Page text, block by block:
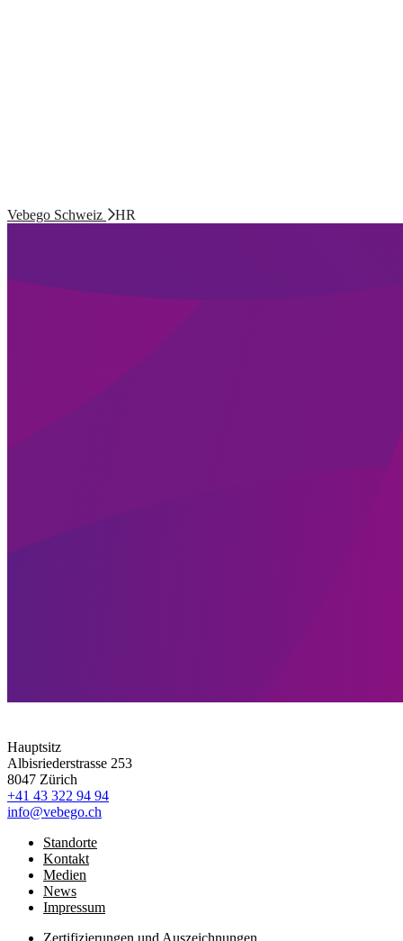
Vebego Schweiz HR
Hauptsitz
Albisriederstrasse 253
8047 Zürich
+41 43 322 94 94
info@vebego.ch
Standorte
Kontakt
Medien
News
Impressum
Zertifizierungen und Auszeichnungen